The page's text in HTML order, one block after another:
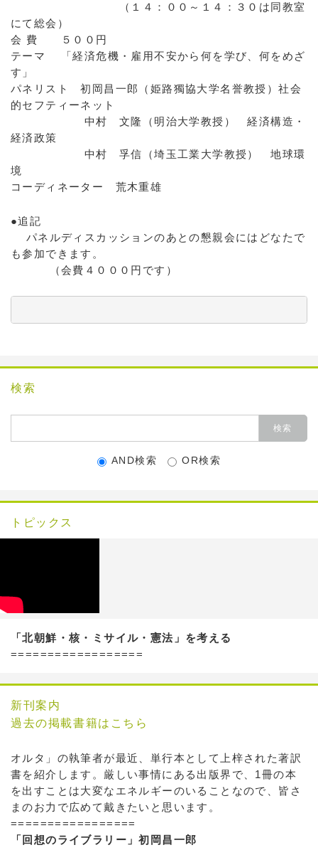
（１４：００～１４：３０は同教室
にて総会）
会 費 ５００円
テーマ 「経済危機・雇用不安から何を学び、何をめざ
す」
パネリスト 初岡昌一郎（姫路獨協大学名誉教授）社会
的セフティーネット
中村 文隆（明治大学教授） 経済構造・
経済政策
中村 孚信（埼玉工業大学教授） 地球環
境
コーディネーター 荒木重雄
●追記
パネルディスカッションのあとの懇親会にはどなたで
も参加できます。
（会費４０００円です）
検索
AND検索 OR検索
トピックス
「北朝鮮・核・ミサイル・憲法」を考える
==================
新刊案内
過去の掲載書籍はこちら
オルタ」の執筆者が最近、単行本として上梓された著訳
書を紹介します。厳しい事情にある出版界で、1冊の本
を出すことは大変なエネルギーのいることなので、皆さ
まのお力で広めて戴きたいと思います。
=================
「回想のライブラリー」初岡昌一郎